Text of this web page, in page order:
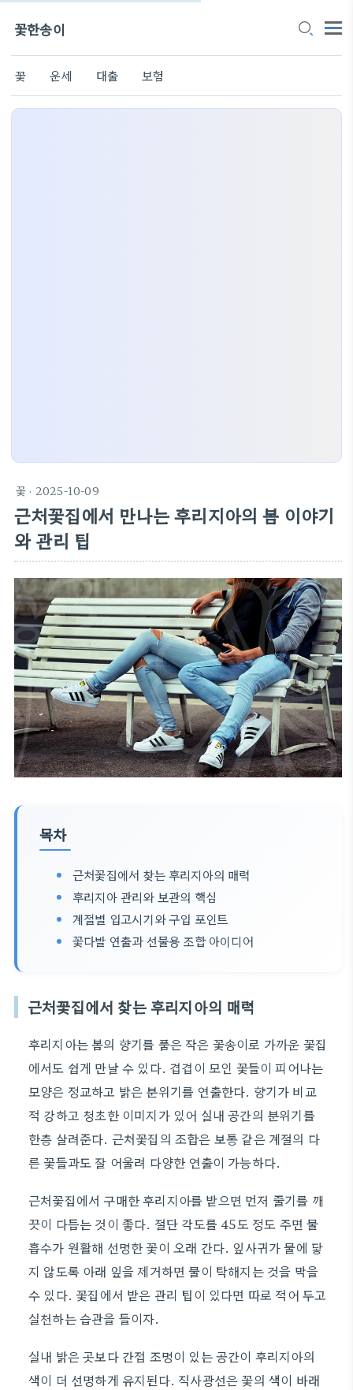
꽃한송이
꽃 운세 대출 보험
꽃 · 2025-10-09
근처꽃집에서 만나는 후리지아의 봄 이야기
와 관리 팁
목차
근처꽃집에서 찾는 후리지아의 매력
후리지아 관리와 보관의 핵심
계절별 입고시기와 구입 포인트
꽃다발 연출과 선물용 조합 아이디어
근처꽃집에서 찾는 후리지아의 매력
후리지아는 봄의 향기를 품은 작은 꽃송이로 가까운 꽃집
에서도 쉽게 만날 수 있다. 겹겹이 모인 꽃들이 피어나는
모양은 정교하고 밝은 분위기를 연출한다. 향기가 비교
적 강하고 청초한 이미지가 있어 실내 공간의 분위기를
한층 살려준다. 근처꽃집의 조합은 보통 같은 계절의 다
른 꽃들과도 잘 어울려 다양한 연출이 가능하다.
근처꽃집에서 구매한 후리지아를 받으면 먼저 줄기를 깨
끗이 다듬는 것이 좋다. 절단 각도를 45도 정도 주면 물
흡수가 원활해 선명한 꽃이 오래 간다. 잎사귀가 물에 닿
지 않도록 아래 잎을 제거하면 물이 탁해지는 것을 막을
수 있다. 꽃집에서 받은 관리 팁이 있다면 따로 적어 두고
실천하는 습관을 들이자.
실내 밝은 곳보다 간접 조명이 있는 공간이 후리지아의
색이 더 선명하게 유지된다. 직사광선은 꽃의 색이 바래